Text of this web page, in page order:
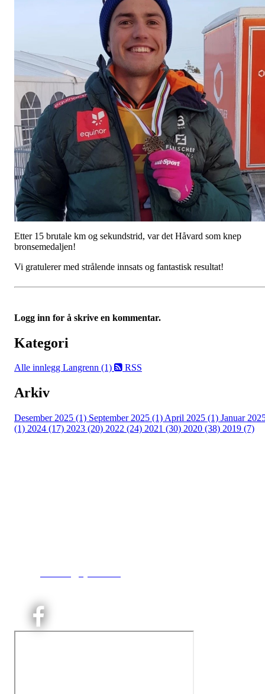
Etter 15 brutale km og sekundstrid, var det Håvard som knep
bronsemedaljen!
Vi gratulerer med strålende innsats og fantastisk resultat!
Logg inn for å skrive en kommentar.
Kategori
Alle innlegg Langrenn (1) RSS
Arkiv
Desember 2025 (1) September 2025 (1) April 2025 (1) Januar
(1) 2024 (17) 2023 (20) 2022 (24) 2021 (30) 2020 (38) 2019 (7)